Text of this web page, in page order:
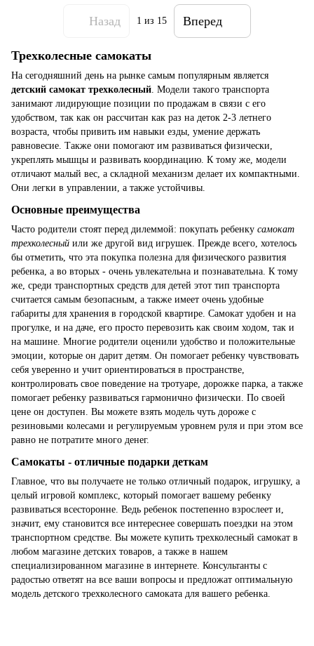
Назад 1 из 15 Вперед
Трехколесные самокаты
На сегодняшний день на рынке самым популярным является
детский самокат трехколесный. Модели такого транспорта
занимают лидирующие позиции по продажам в связи с его
удобством, так как он рассчитан как раз на деток 2-3 летнего
возраста, чтобы привить им навыки езды, умение держать
равновесие. Также они помогают им развиваться физически,
укреплять мышцы и развивать координацию. К тому же, модели
отличают малый вес, а складной механизм делает их компактными.
Они легки в управлении, а также устойчивы.
Основные преимущества
Часто родители стоят перед дилеммой: покупать ребенку самокат
трехколесный или же другой вид игрушек. Прежде всего, хотелось
бы отметить, что эта покупка полезна для физического развития
ребенка, а во вторых - очень увлекательна и познавательна. К тому
же, среди транспортных средств для детей этот тип транспорта
считается самым безопасным, а также имеет очень удобные
габариты для хранения в городской квартире. Самокат удобен и на
прогулке, и на даче, его просто перевозить как своим ходом, так и
на машине. Многие родители оценили удобство и положительные
эмоции, которые он дарит детям. Он помогает ребенку чувствовать
себя уверенно и учит ориентироваться в пространстве,
контролировать свое поведение на тротуаре, дорожке парка, а также
помогает ребенку развиваться гармонично физически. По своей
цене он доступен. Вы можете взять модель чуть дороже с
резиновыми колесами и регулируемым уровнем руля и при этом все
равно не потратите много денег.
Самокаты - отличные подарки деткам
Главное, что вы получаете не только отличный подарок, игрушку, а
целый игровой комплекс, который помогает вашему ребенку
развиваться всесторонне. Ведь ребенок постепенно взрослеет и,
значит, ему становится все интереснее совершать поездки на этом
транспортном средстве. Вы можете купить трехколесный самокат в
любом магазине детских товаров, а также в нашем
специализированном магазине в интернете. Консультанты с
радостью ответят на все ваши вопросы и предложат оптимальную
модель детского трехколесного самоката для вашего ребенка.